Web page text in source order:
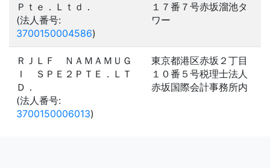
Ｐｔｅ．Ｌｔｄ．
(法人番号:
3700150004586)
１７番７号赤坂溜池タ
ワー
ＲＪＬＦ ＮＡＭＡＭＵＧ
Ｉ ＳＰＥ２ＰＴＥ．ＬＴ
Ｄ．
(法人番号:
3700150006013)
東京都港区赤坂２丁目
１０番５号税理士法人
赤坂国際会計事務所内